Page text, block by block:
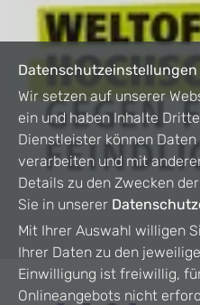
Datenschutzeinstellungen
Wir setzen auf unserer
ein und haben Inhalte
Dienstleister können
verarbeiten und mit
Details zu den Zwecken
Sie in unserer
Mit Ihrer Auswahl willigen
Ihrer Daten zu den
Einwilligung ist freiwillig,
Onlineangebots nicht